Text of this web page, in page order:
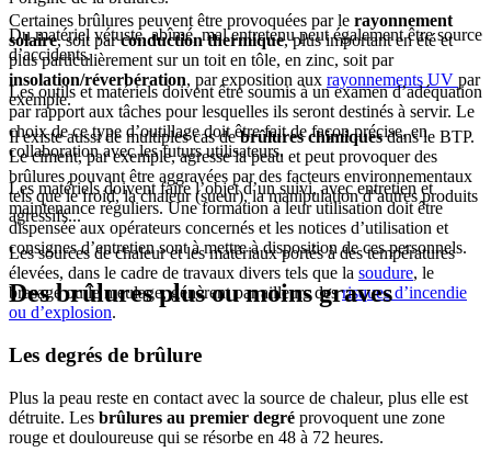
Certaines brûlures peuvent être provoquées par le rayonnement
solaire, soit parconduction thermique, plus important en été et
plus particulièrement sur un toit en tôle, en zinc, soit par
insolation/réverbération, par exposition aux rayonnements UV par
exemple.
Il existe aussi de multiples cas debrûlures chimiquesdans le BTP.
Le ciment, par exemple, agresse la peau et peut provoquer des
brûlures pouvant être aggravées par des facteurs environnementaux
tels que le froid, la chaleur (sueur), la manipulation d’autres produits
agressifs...
Les sources de chaleur et les matériaux portés à des températures
élevées, dans le cadre de travaux divers tels que la soudure, le
brasage ou le meulage, génèrent par ailleurs desrisques d’incendie
ou d’explosion.
Les degrés de brûlure
Plus la peau reste en contact avec la source de chaleur, plus elle est
détruite. Les brûlures au premier degré provoquent une zone
rouge et douloureuse qui se résorbe en 48 à 72 heures.
Du matériel vétuste, abîmé, mal entretenu peut également être source
d’accidents.
Les outils et matériels doivent être soumis à un examen d’adéquation
par rapport aux tâches pour lesquelles ils seront destinés à servir. Le
choix de ce type d’outillage doit être fait de façon précise, en
collaboration avec les futurs utilisateurs.
Les matériels doivent faire l’objet d’un suivi, avec entretien et
maintenance réguliers. Une formation à leur utilisation doit être
dispensée aux opérateurs concernés et les notices d’utilisation et
consignes d’entretien sont à mettre à disposition de ces personnels.
Des brûlures plus ou moins graves